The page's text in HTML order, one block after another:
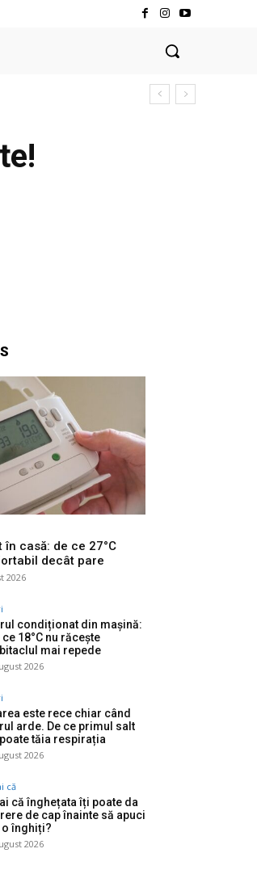
casă: de ce 27°C
decât pare
2026
condiționat din mașină:
ce 18°C nu răcește
mai repede
2026
este rece chiar când
arde. De ce primul salt
tăia respirația
2026
că
că înghețata îți poate da
de cap înainte să apuci
o înghiți?
2026